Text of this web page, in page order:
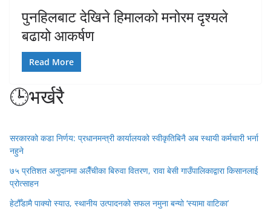
पुनहिलबाट देखिने हिमालको मनोरम दृश्यले
बढायो आकर्षण
Read More
🕒भर्खरै
सरकारको कडा निर्णय: प्रधानमन्त्री कार्यालयको स्वीकृतिबिनै अब स्थायी कर्मचारी भर्ना
नहुने
७५ प्रतिशत अनुदानमा अलैँचीका बिरुवा वितरण, रावा बेसी गाउँपालिकाद्वारा किसानलाई
प्रोत्साहन
हेटौँडामै पाक्यो स्याउ, स्थानीय उत्पादनको सफल नमुना बन्यो ‘स्यामा वाटिका’